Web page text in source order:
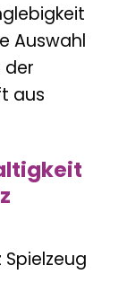
Auswahl
der
aus